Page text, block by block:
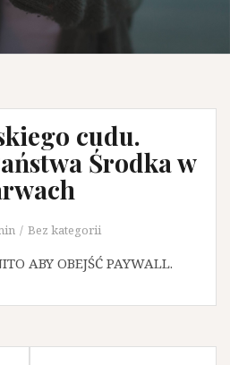
cudu.
Środka w
Bez kategorii
ABY OBEJŚĆ PAYWALL.